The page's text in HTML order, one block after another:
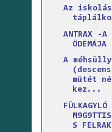
Az
ANTRAX -A
ÖDÉMÁJA
A
műtét
kez...
FÜLKAGYLÓ
S